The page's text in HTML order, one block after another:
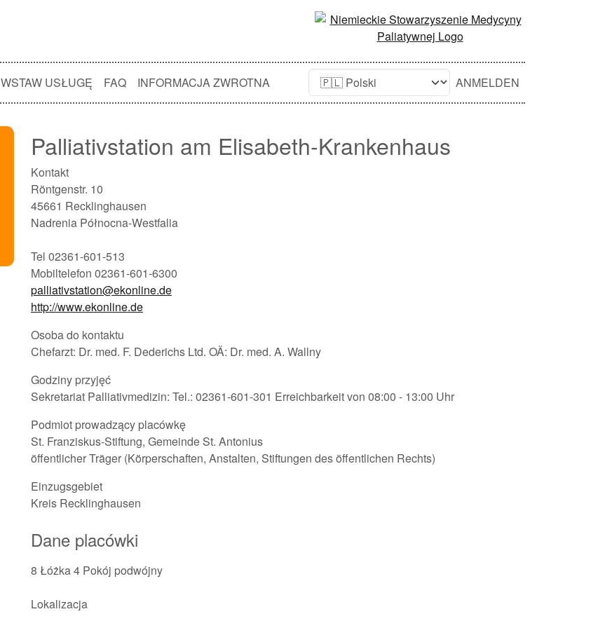
WSTAW USŁUGĘ FAQ INFORMACJA ZWROTNA ANMELDEN
Palliativstation am Elisabeth-Krankenhaus
Kontakt
Röntgenstr. 10
45661 Recklinghausen
Nadrenia Północna-Westfalia
Tel 02361-601-513
Mobiltelefon 02361-601-6300
palliativstation@ekonline.de
http://www.ekonline.de
Osoba do kontaktu
Chefarzt: Dr. med. F. Dederichs Ltd. OÄ: Dr. med. A. Wallny
Godziny przyjęć
Sekretariat Palliativmedizin: Tel.: 02361-601-301 Erreichbarkeit von 08:00 - 13:00 Uhr
Podmiot prowadzący placówkę
St. Franziskus-Stiftung, Gemeinde St. Antonius
öffentlicher Träger (Körperschaften, Anstalten, Stiftungen des öffentlichen Rechts)
Einzugsgebiet
Kreis Recklinghausen
Dane placówki
8 Łóżka4 Pokój podwójny
Lokalizacja